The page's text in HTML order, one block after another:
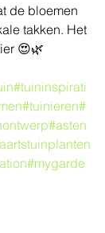
de bloemen
takken. Het
😍🌿
#tuininspirati
#tuinieren#
#asten
#mygarde